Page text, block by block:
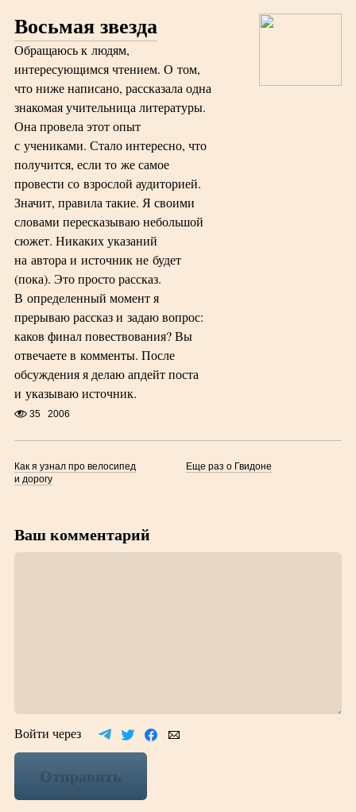
Восьмая звезда
Обращаюсь к людям,
интересующимся чтением. О том,
что ниже написано, рассказала одна
знакомая учительница литературы.
Она провела этот опыт
с учениками. Стало интересно, что
получится, если то же самое
провести со взрослой аудиторией.
Значит, правила такие. Я своими
словами пересказываю небольшой
сюжет. Никаких указаний
на автора и источник не будет
(пока). Это просто рассказ.
В определенный момент я
прерываю рассказ и задаю вопрос:
каков финал повествования? Вы
отвечаете в комменты. После
обсуждения я делаю апдейт поста
и указываю источник.
35 2006
Как я узнал про велосипед
и дорогу
Еще раз о Гвидоне
Ваш комментарий
Войти через
Отправить